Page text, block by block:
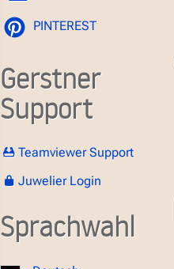
PINTEREST
Gerstner
Support
Teamviewer Support
Juwelier Login
Sprachwahl